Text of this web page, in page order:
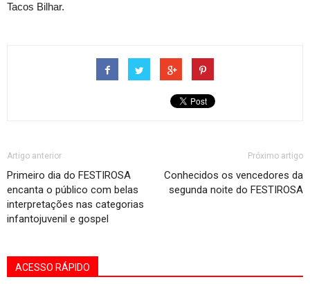
Tacos Bilhar.
Artigo anterior
Primeiro dia do FESTIROSA
encanta o público com belas
interpretações nas categorias
infantojuvenil e gospel
Próximo artigo
Conhecidos os vencedores da
segunda noite do FESTIROSA
ACESSO RÁPIDO